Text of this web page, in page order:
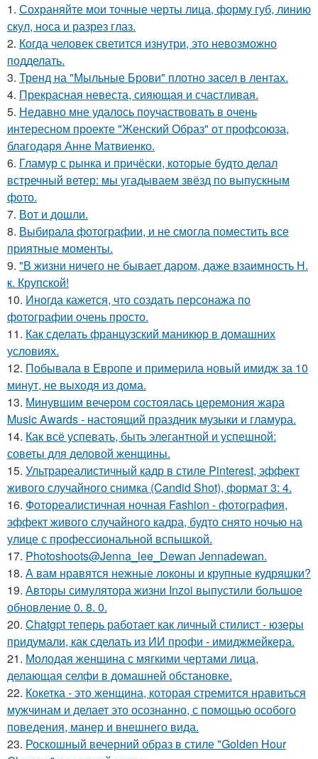
1. Сохраняйте мои точные черты лица, форму губ, линию
скул, носа и разрез глаз.
2. Когда человек светится изнутри, это невозможно
подделать.
3. Тренд на "Мыльные Брови" плотно засел в лентах.
4. Прекрасная невеста, сияющая и счастливая.
5. Недавно мне удалось поучаствовать в очень
интересном проекте "Женский Образ" от профсоюза,
благодаря Анне Матвиенко.
6. Гламур с рынка и причёски, которые будто делал
встречный ветер: мы угадываем звёзд по выпускным
фото.
7. Вот и дошли.
8. Выбирала фотографии, и не смогла поместить все
приятные моменты.
9. "В жизни ничего не бывает даром, даже взаимность Н.
к. Крупской!
10. Иногда кажется, что создать персонажа по
фотографии очень просто.
11. Как сделать французский маникюр в домашних
условиях.
12. Побывала в Европе и примерила новый имидж за 10
минут, не выходя из дома.
13. Минувшим вечером состоялась церемония жара
Music Awards - настоящий праздник музыки и гламура.
14. Как всё успевать, быть элегантной и успешной:
советы для деловой женщины.
15. Ультрареалистичный кадр в стиле Pinterest, эффект
живого случайного снимка (Candid Shot), формат 3: 4.
16. Фотореалистичная ночная Fashion - фотография,
эффект живого случайного кадра, будто снято ночью на
улице с профессиональной вспышкой.
17. Photoshoots@Jenna_lee_Dewan Jennadewan.
18. А вам нравятся нежные локоны и крупные кудряшки?
19. Авторы симулятора жизни Inzoi выпустили большое
обновление 0. 8. 0.
20. Chatgpt теперь работает как личный стилист - юзеры
придумали, как сделать из ИИ профи - имиджмейкера.
21. Молодая женщина с мягкими чертами лица,
делающая селфи в домашней обстановке.
22. Кокетка - это женщина, которая стремится нравиться
мужчинам и делает это осознанно, с помощью особого
поведения, манер и внешнего вида.
23. Роскошный вечерний образ в стиле "Golden Hour